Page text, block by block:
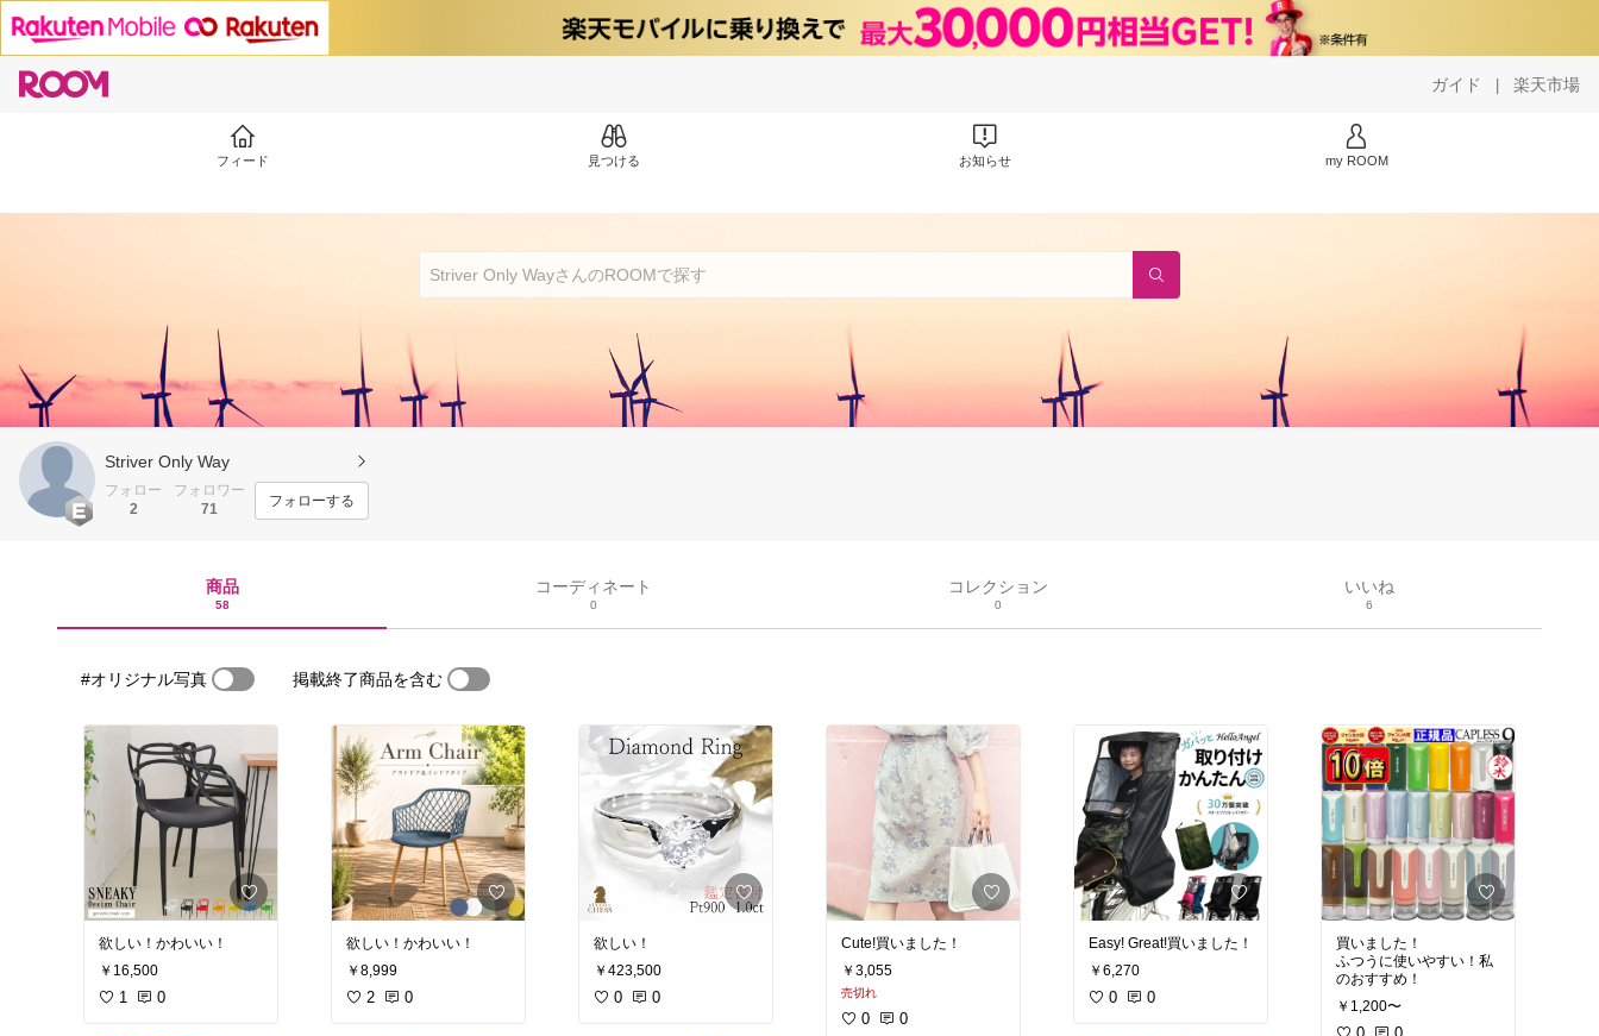
ガイド | 楽天市場
フィード 見つける お知らせ my ROOM
Striver Only Way
フォロー
2
フォロワー
71
フォローする
商品
58
コーディネート
0
コレクション
0
いいね
6
#オリジナル写真 掲載終了商品を含む
欲しい！かわいい！
￥16,500
1 0
欲しい！かわいい！
￥8,999
2 0
欲しい！
￥423,500
0 0
Cute!買いました！
￥3,055
売切れ
0 0
Easy! Great!買いました！
￥6,270
0 0
買いました！
ふつうに使いやすい！私
のおすすめ！
￥1,200〜